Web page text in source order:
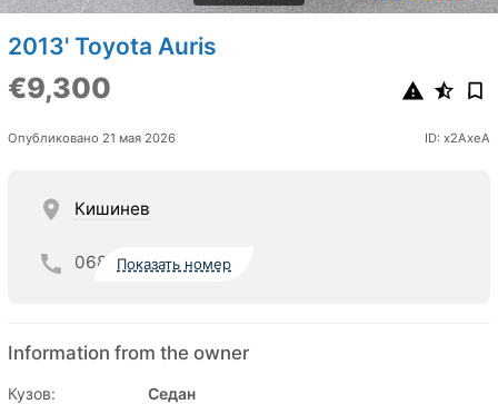
2013' Toyota Auris
€9,300
Опубликовано 21 мая 2026 ID: x2AxeA
Кишинев
068 Показать номер
Information from the owner
Кузов:
Седан